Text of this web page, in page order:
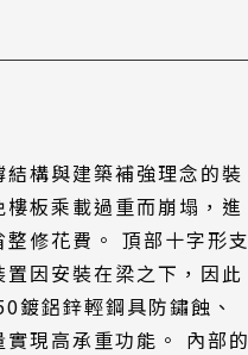
構與建築補強理念的裝
板乘載過重而崩塌，進
修花費。 頂部十字形支
因安裝在梁之下，因此
鍍鋁鋅輕鋼具防鏽蝕、
現高承重功能。 內部的